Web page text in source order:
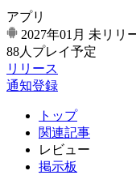
アプリ
2027年01月 未リリ
88人プレイ予定
リリース
通知登録
トップ
関連記事
レビュー
掲示板